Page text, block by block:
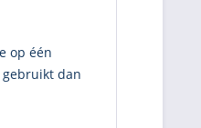
op één
dan